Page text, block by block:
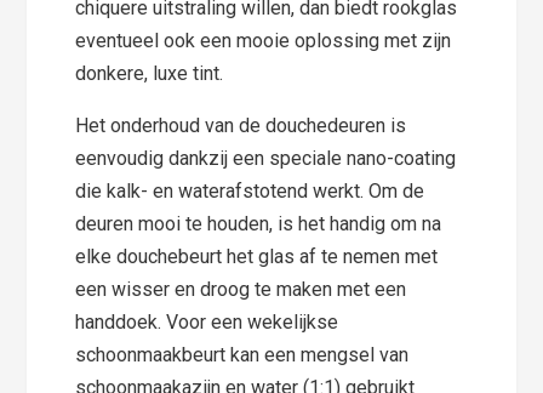
chiquere uitstraling willen, dan biedt rookglas
eventueel ook een mooie oplossing met zijn
donkere, luxe tint.
Het onderhoud van de douchedeuren is
eenvoudig dankzij een speciale nano-coating
die kalk- en waterafstotend werkt. Om de
deuren mooi te houden, is het handig om na
elke douchebeurt het glas af te nemen met
een wisser en droog te maken met een
handdoek. Voor een wekelijkse
schoonmaakbeurt kan een mengsel van
schoonmaakazijn en water (1:1) gebruikt